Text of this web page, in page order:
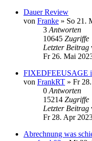
Dauer Review
von Franke » So 21.
3 Antworten
10645 Zugriffe
Letzter Beitrag
Fr 26. Mai
FIXEDFEEUSAGE
von FrankRT » Fr
0 Antworten
15214 Zugriffe
Letzter Beitrag
Fr 28. Apr
Abrechnung was